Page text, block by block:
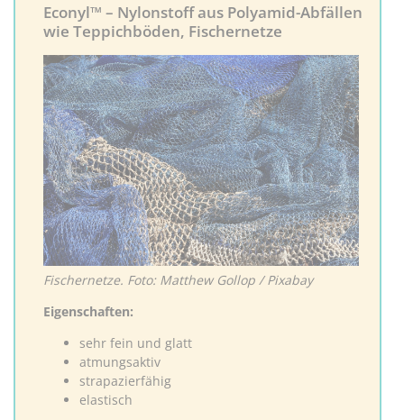
Econyl™ – Nylonstoff aus Polyamid-Abfällen
wie Teppichböden, Fischernetze
Fischernetze. Foto: Matthew Gollop / Pixabay
Eigenschaften:
sehr fein und glatt
atmungsaktiv
strapazierfähig
elastisch